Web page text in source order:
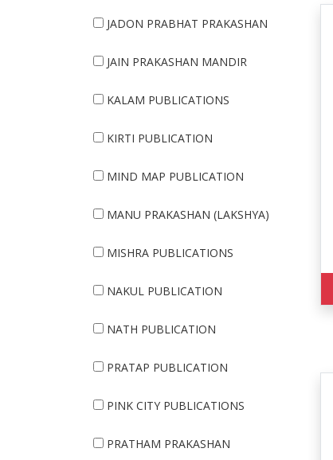
JADON PRABHAT PRAKASHAN
JAIN PRAKASHAN MANDIR
KALAM PUBLICATIONS
KIRTI PUBLICATION
MIND MAP PUBLICATION
MANU PRAKASHAN (LAKSHYA)
MISHRA PUBLICATIONS
NAKUL PUBLICATION
NATH PUBLICATION
PRATAP PUBLICATION
PINK CITY PUBLICATIONS
PRATHAM PRAKASHAN